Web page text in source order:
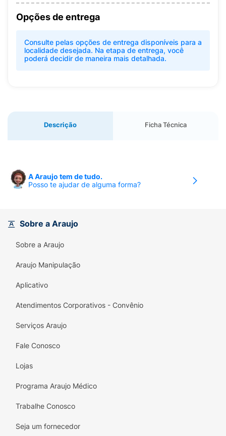
Opções de entrega
Consulte pelas opções de entrega disponíveis para a
localidade desejada. Na etapa de entrega, você
poderá decidir de maneira mais detalhada.
Descrição Ficha Técnica
A Araujo tem de tudo.
Posso te ajudar de alguma forma?
Sobre a Araujo
Sobre a Araujo
Araujo Manipulação
Aplicativo
Atendimentos Corporativos - Convênio
Serviços Araujo
Fale Conosco
Lojas
Programa Araujo Médico
Trabalhe Conosco
Seja um fornecedor